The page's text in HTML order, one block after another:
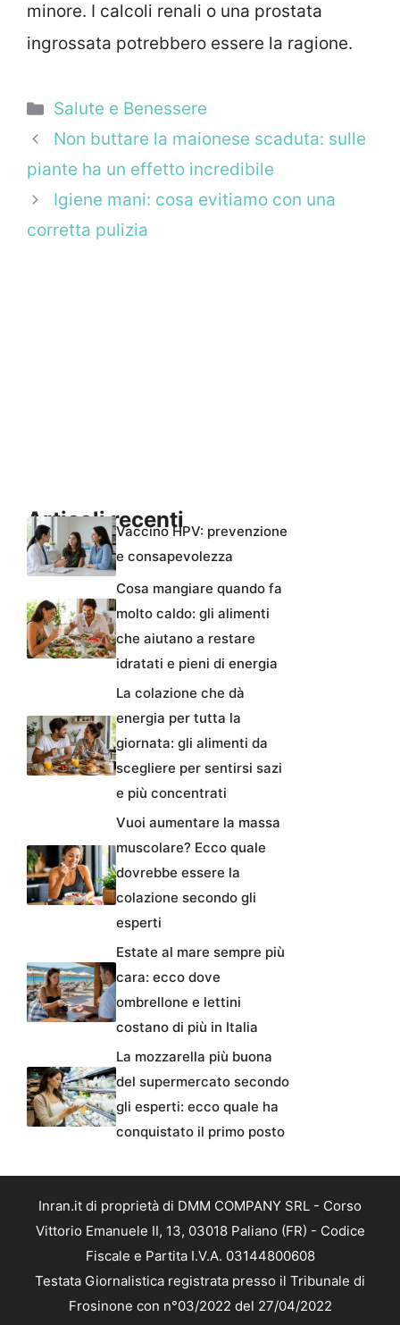
minore. I calcoli renali o una prostata
ingrossata potrebbero essere la ragione.
Categorie
Salute e Benessere
Non buttare la maionese scaduta: sulle
piante ha un effetto incredibile
Igiene mani: cosa evitiamo con una
corretta pulizia
Articoli recentiVaccino HPV: prevenzione
e consapevolezza
Cosa mangiare quando fa
molto caldo: gli alimenti
che aiutano a restare
idratati e pieni di energia
La colazione che dà
energia per tutta la
giornata: gli alimenti da
scegliere per sentirsi sazi
e più concentrati
Vuoi aumentare la massa
muscolare? Ecco quale
dovrebbe essere la
colazione secondo gli
esperti
Estate al mare sempre più
cara: ecco dove
ombrellone e lettini
costano di più in Italia
La mozzarella più buona
del supermercato secondo
gli esperti: ecco quale ha
conquistato il primo posto
Inran.it di proprietà di DMM COMPANY SRL - Corso
Vittorio Emanuele II, 13, 03018 Paliano (FR) - Codice
Fiscale e Partita I.V.A. 03144800608
Testata Giornalistica registrata presso il Tribunale di
Frosinone con n°03/2022 del 27/04/2022